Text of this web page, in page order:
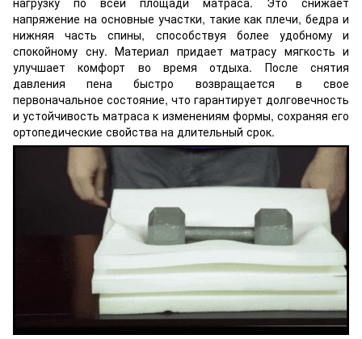
напряжение на основные участки, такие как плечи, бедра и
нижняя часть спины, способствуя более удобному и
спокойному сну. Материал придает матрасу мягкость и
улучшает комфорт во время отдыха. После снятия
давления пена быстро возвращается в свое
первоначальное состояние, что гарантирует долговечность
и устойчивость матраса к изменениям формы, сохраняя его
ортопедические свойства на длительный срок.